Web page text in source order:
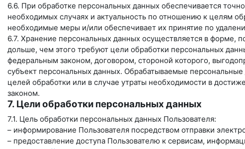
6.6. При обработке персональных данных обеспечивается
необходимых случаях и актуальность по отношению к целям
необходимые меры и/или обеспечивает их принятие по
6.7. Хранение персональных данных осуществляется в форме,
дольше, чем этого требуют цели обработки персональных
федеральным законом, договором, стороной которого,
субъект персональных данных. Обрабатываемые
целей обработки или в случае утраты необходимости в
законом.
7. Цели обработки персональных данных
7.1. Цель обработки персональных данных Пользователя:
– информирование Пользователя посредством отправки
– предоставление доступа Пользователю к сервисам,